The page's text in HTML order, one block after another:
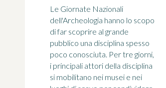
Le Giornate Nazionali
dell'Archeologia hanno lo scopo
di far scoprire al grande
pubblico una disciplina spesso
poco conosciuta. Per tre giorni,
i principali attori della disciplina
si mobilitano nei musei e nei